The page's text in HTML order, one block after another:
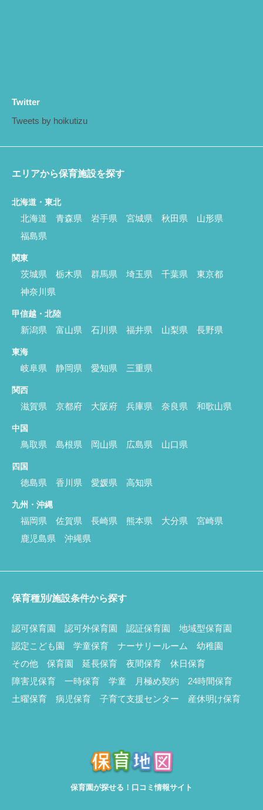
Twitter
Tweets by hoikutizu
エリアから保育施設を探す
北海道・東北
北海道 青森県 岩手県 宮城県 秋田県
山形県
福島県
関東
茨城県 栃木県 群馬県 埼玉県 千葉県
東京都
神奈川県
甲信越・北陸
新潟県 富山県 石川県 福井県 山梨県 長野県
東海
岐阜県 静岡県 愛知県 三重県
関西
滋賀県 京都府 大阪府 兵庫県 奈良県 和歌山県
中国
鳥取県 島根県 岡山県 広島県 山口県
四国
徳島県 香川県 愛媛県 高知県
九州・沖縄
福岡県 佐賀県 長崎県 熊本県 大分県
宮崎県
鹿児島県
沖縄県
保育種別/施設条件から探す
認可保育園 認可外保育園 認証保育園
地域型保育園
認定こども園
学童保育 ナーサリールーム
幼稚園
その他
保育園 延長保育 夜間保育
休日保育
障害児保育
一時保育 学童 月極め契約
24時間保育
土曜保育
病児保育 子育て支援センター 産休明け保育
保育園が探せる！口コミ情報サイト